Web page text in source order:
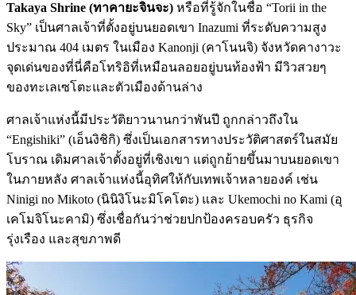
Takaya Shrine (ทาคายะจินจะ) หรือที่รู้จักในชื่อ “Torii in the
Sky” เป็นศาลเจ้าที่ตั้งอยู่บนยอดเขา Inazumi ที่ระดับความสูง
ประมาณ 404 เมตร ในเมือง Kanonji (คาโนนจิ) จังหวัดคางาวะ
จุดเด่นของที่นี่คือโทริอิที่เหมือนลอยอยู่บนท้องฟ้า มีวิวสวยๆ
ของทะเลเซโตะและตัวเมืองด้านล่าง
ศาลเจ้าแห่งนี้มีประวัติยาวนานกว่าพันปี ถูกกล่าวถึงใน
“Engishiki” (เอ็นงิชิกิ) ซึ่งเป็นเอกสารทางประวัติศาสตร์ในสมัย
โบราณ เดิมศาลเจ้าตั้งอยู่ที่เชิงเขา แต่ถูกย้ายขึ้นมาบนยอดเขา
ในภายหลัง ศาลเจ้าแห่งนี้อุทิศให้กับเทพเจ้าหลายองค์ เช่น
Ninigi no Mikoto (นินิงิโนะมิโคโตะ) และ Ukemochi no Kami (อุ
เคโมจิโนะคามิ) ซึ่งเชื่อกันว่าช่วยปกป้องครอบครัว ธุรกิจ
รุ่งเรือง และสุขภาพดี